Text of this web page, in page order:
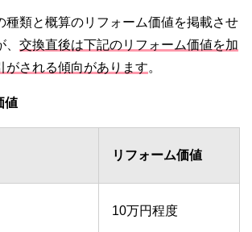
種類と概算のリフォーム価値を掲載させ
交換直後は下記のリフォーム価値を加
がされる傾向があります。
値
リフォーム価値
10万円程度